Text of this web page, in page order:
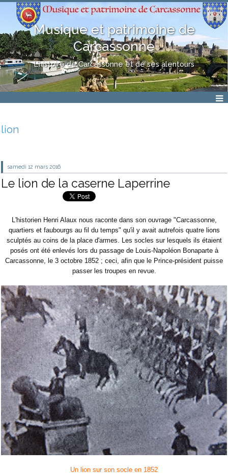
Musique et patrimoine de
Carcassonne
L'histoire de Carcassonne et de ses alentours
lion
samedi 12 mars 2016
Le lion de la caserne Laperrine
L'historien Henri Alaux nous raconte dans son ouvrage "Carcassonne,
quartiers et faubourgs au fil du temps" qu'il y avait autrefois quatre lions
sculptés au coins de la place d'armes. Les socles sur lesquels ils étaient
posés ont été enlevés lors du passage de Louis-Napoléon Bonaparte à
Carcassonne, le 3 octobre 1852 ; ceci, afin que le Prince-président puisse
passer les troupes en revue.
Un lion sur son socle en 1852